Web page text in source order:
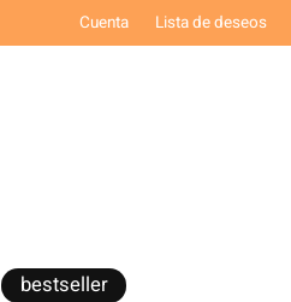
Cuenta Lista de deseos
bestseller